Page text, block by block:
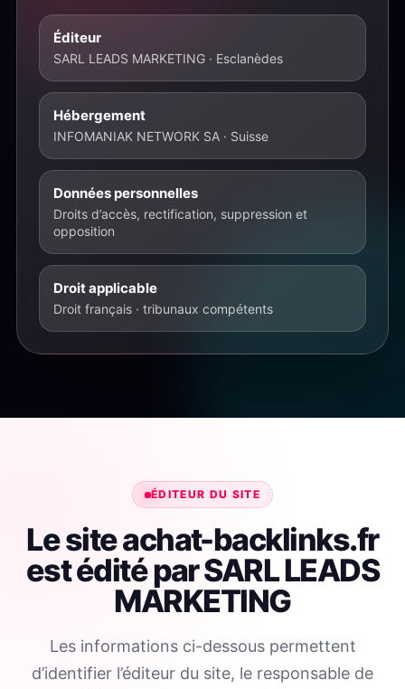
Éditeur
SARL LEADS MARKETING · Esclanèdes
Hébergement
INFOMANIAK NETWORK SA · Suisse
Données personnelles
Droits d’accès, rectification, suppression et
opposition
Droit applicable
Droit français · tribunaux compétents
ÉDITEUR DU SITE
Le site achat-backlinks.fr
est édité par SARL LEADS
MARKETING
Les informations ci-dessous permettent
d’identifier l’éditeur du site, le responsable de